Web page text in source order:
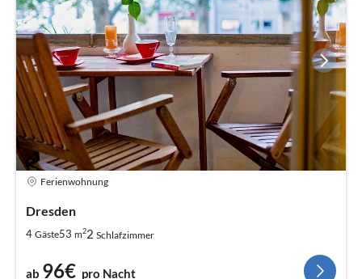
Ferienwohnung
Dresden
4 Gäste53 m22 Schlafzimmer
ab 96€ pro Nacht